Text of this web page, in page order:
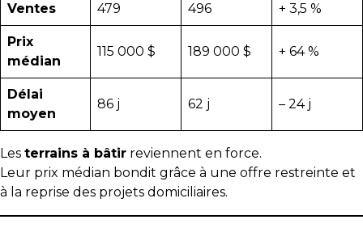
Ventes 479 496 + 3,5 %
Prix
médian
115 000 $ 189 000 $ + 64 %
Délai
moyen
86 j 62 j – 24 j
Les terrains à bâtir reviennent en force.
Leur prix médian bondit grâce à une offre restreinte et
à la reprise des projets domiciliaires.